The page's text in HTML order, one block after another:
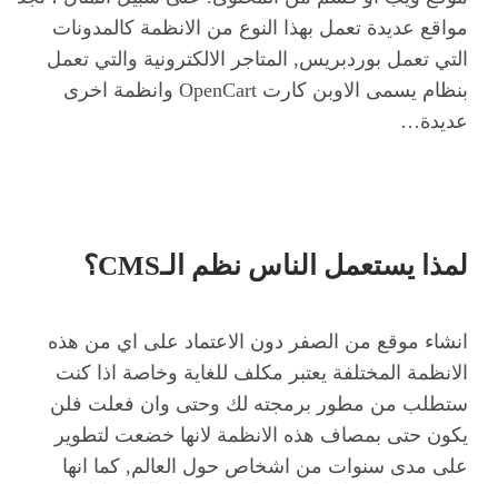
مواقع عديدة تعمل بهذا النوع من الانظمة كالمدونات
التي تعمل بوردبريس, المتاجر الالكترونية والتي تعمل
بنظام يسمى الاوبن كارت OpenCart وانظمة اخرى
عديدة…
لمذا يستعمل الناس نظم الـCMS؟
انشاء موقع من الصفر دون الاعتماد على اي من هذه
الانظمة المختلفة يعتبر مكلف للغاية وخاصة اذا كنت
ستطلب من مطور برمجته لك وحتى وان فعلت فلن
يكون حتى بمصاف هذه الانظمة لانها خضعت لتطوير
على مدى سنوات من اشخاص حول العالم, كما انها